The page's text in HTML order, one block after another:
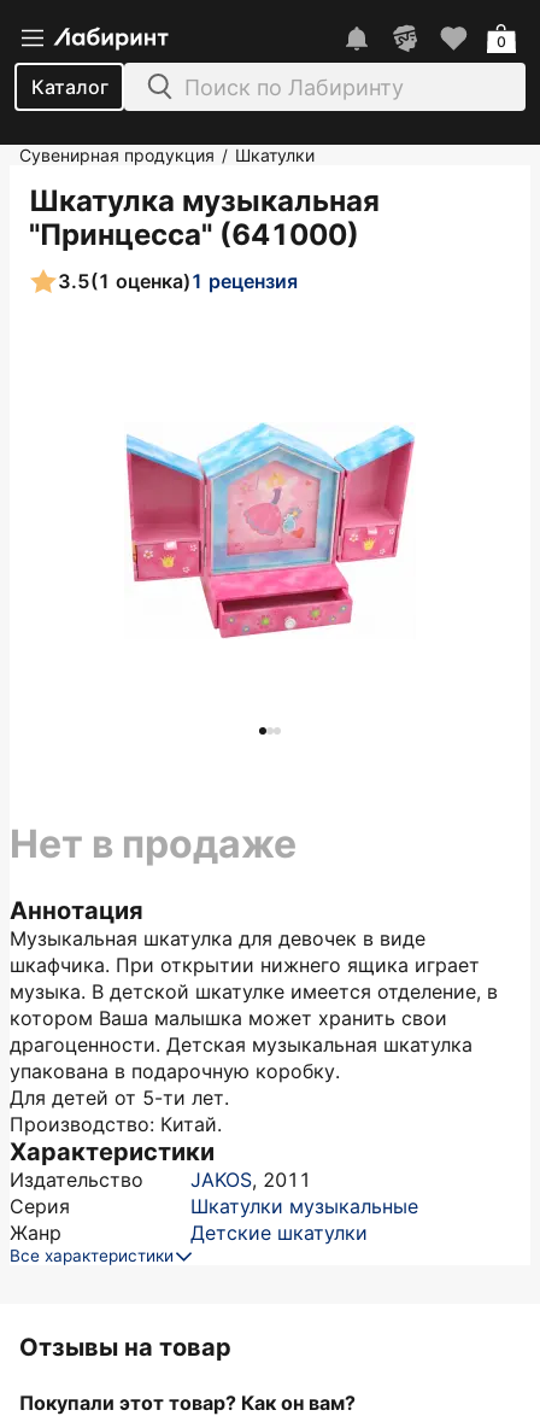
Каталог
0
Сувенирная продукция / Шкатулки
Шкатулка музыкальная
"Принцесса" (641000)
3.5(1 оценка)1 рецензия
Аннотация
Музыкальная шкатулка для девочек в виде
шкафчика. При открытии нижнего ящика играет
музыка. В детской шкатулке имеется отделение, в
котором Ваша малышка может хранить свои
драгоценности. Детская музыкальная шкатулка
упакована в подарочную коробку.
Для детей от 5-ти лет.
Производство: Китай.
Характеристики
Издательство JAKOS, 2011
Серия
Шкатулки музыкальные
Жанр
Детские шкатулки
Все характеристики
Нет в продаже
Отзывы на товар
Покупали этот товар? Как он вам?